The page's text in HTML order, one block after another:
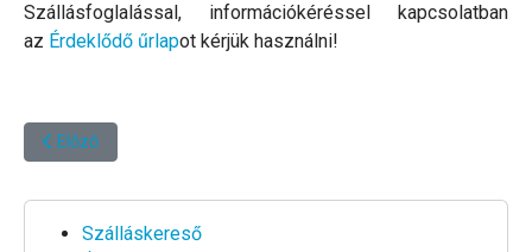
Szállásfoglalással, információkéréssel kapcsolatban
az Érdeklődő űrlapot kérjük használni!
Előző cikk: Paradiso Apartman ***** - Limenas
Előző
Szálláskereső